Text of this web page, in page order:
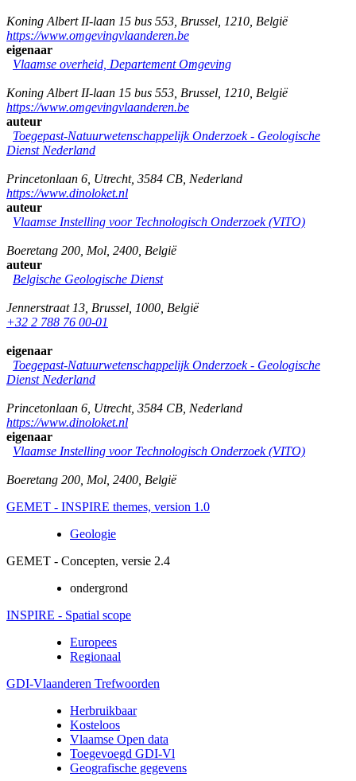
Koning Albert II-laan 15 bus 553 Brussel 1210 België
https://www.omgevingvlaanderen.be
eigenaar
Vlaamse overheid, Departement Omgeving
Koning Albert II-laan 15 bus 553 Brussel 1210 België
https://www.omgevingvlaanderen.be
auteur
Toegepast-Natuurwetenschappelijk Onderzoek - Geologische
Dienst Nederland
Princetonlaan 6 Utrecht, 3584 CB Nederland
https://www.dinoloket.nl
auteur
Vlaamse Instelling voor Technologisch Onderzoek (VITO)
Boeretang 200 Mol 2400 België
auteur
Belgische Geologische Dienst
Jennerstraat 13 Brussel 1000 België
+32 2 788 76 00-01
eigenaar
Toegepast-Natuurwetenschappelijk Onderzoek - Geologische
Dienst Nederland
Princetonlaan 6 Utrecht, 3584 CB Nederland
https://www.dinoloket.nl
eigenaar
Vlaamse Instelling voor Technologisch Onderzoek (VITO)
Boeretang 200 Mol 2400 België
GEMET - INSPIRE themes, version 1.0
Geologie
GEMET - Concepten, versie 2.4
ondergrond
INSPIRE - Spatial scope
Europees
Regionaal
GDI-Vlaanderen Trefwoorden
Herbruikbaar
Kosteloos
Vlaamse Open data
Toegevoegd GDI-Vl
Geografische gegevens